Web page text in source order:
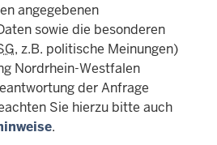
angegebenen
sowie die besonderen
, z.B. politische Meinungen)
Nordrhein-Westfalen
der Anfrage
Sie hierzu bitte auch
.